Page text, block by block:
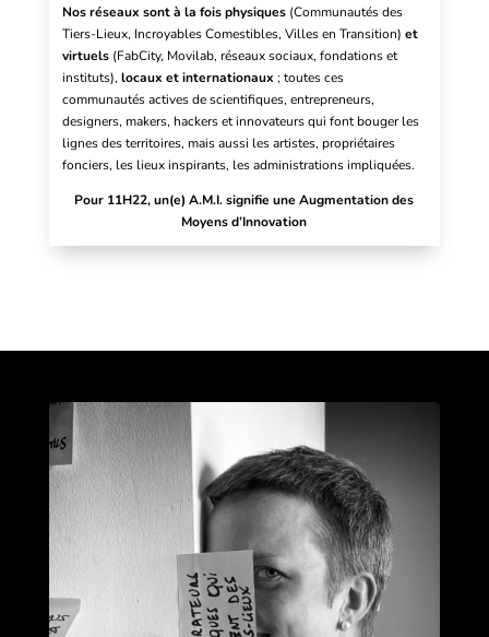
Nos réseaux sont à la fois physiques(Communautés des
Tiers-Lieux, Incroyables Comestibles, Villes en Transition) et
virtuels (FabCity, Movilab, réseaux sociaux, fondations et
instituts), locaux et internationaux ; toutes ces
communautés actives de scientifiques, entrepreneurs,
designers, makers, hackers et innovateurs qui font bouger les
lignes des territoires, mais aussi les artistes, propriétaires
fonciers, les lieux inspirants, les administrations impliquées.
Pour 11H22, un(e) A.M.I. signifie une Augmentation des
Moyens d’Innovation